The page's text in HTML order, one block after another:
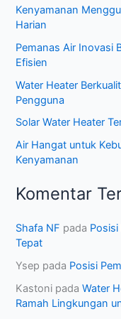
Kenyamanan
Harian
Pemanas Air Inovasi
Efisien
Water Heater
Pengguna
Solar Water Heater
Air Hangat untuk
Kenyamanan
Komentar
Shafa NF pada
Tepat
Ysep pada Posisi
Kastoni padaWater
Ramah Lingkungan